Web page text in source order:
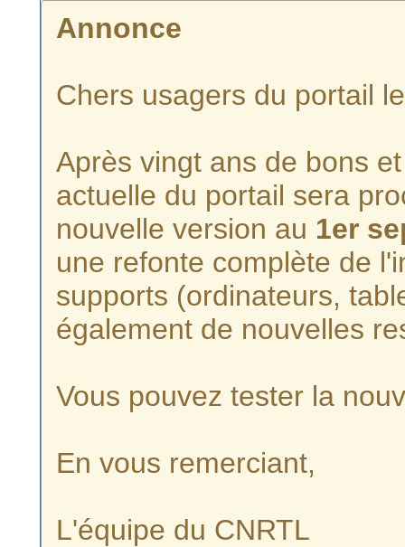
Annonce
Chers usagers du portail
Après vingt ans de bons
actuelle du portail sera
nouvelle version au 1er
une refonte complète de
supports (ordinateurs,
également de nouvelles
Vous pouvez tester la
En vous remerciant,
L'équipe du CNRTL